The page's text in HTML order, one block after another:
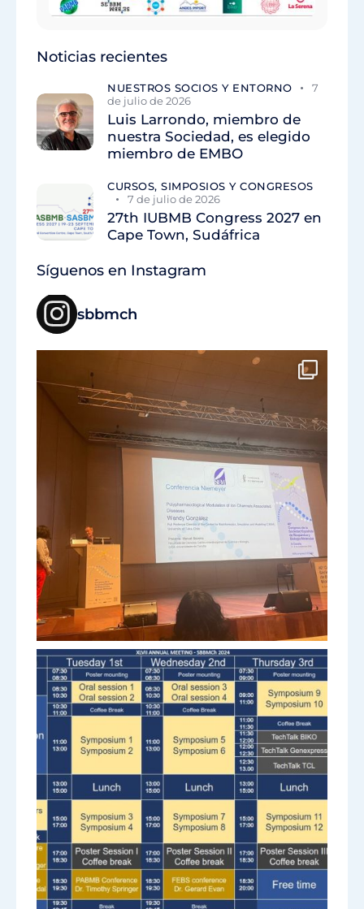
Noticias recientes
NUESTROS SOCIOS Y ENTORNO
7
de julio de 2026
Luis Larrondo, miembro de
nuestra Sociedad, es elegido
miembro de EMBO
CURSOS, SIMPOSIOS Y CONGRESOS
7 de julio de 2026
27th IUBMB Congress 2027 en
Cape Town, Sudáfrica
Síguenos en Instagram
sbbmch